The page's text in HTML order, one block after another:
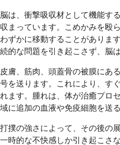
脳は、衝撃吸収材として機能す
収まっています。こめかみを殴
わずかに移動することがありま
続的な問題を引き起こさず、脳
皮膚、筋肉、頭蓋骨の被膜にあ
号を送ります。これにより、す
れます。腫れは、体が治癒プロ
域に追加の血液や免疫細胞を送
打撲の強さによって、その後の
一時的な不快感しか引き起こさ